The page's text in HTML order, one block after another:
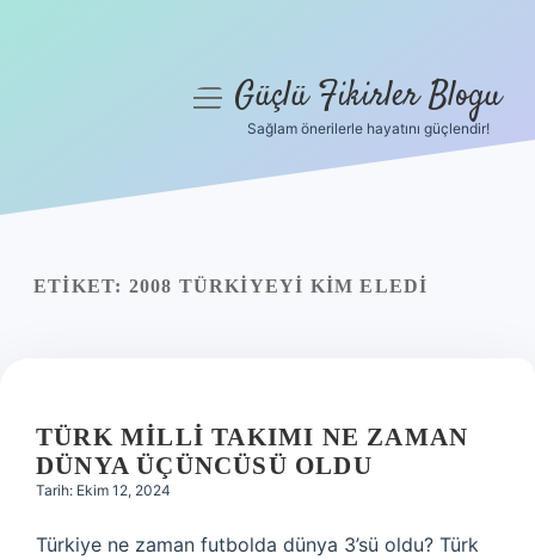
Yasal Uyarı
menüyüGüçlü Fikirler Blogu
Sağlam önerilerle hayatını güçlendir!
ETIKET: 2008 TÜRKIYEYI KIM ELEDI
TÜRK MILLI TAKIMI NE ZAMAN
DÜNYA ÜÇÜNCÜSÜ OLDU
Tarih: Ekim 12, 2024
Türkiye ne zaman futbolda dünya 3’sü oldu? Türk